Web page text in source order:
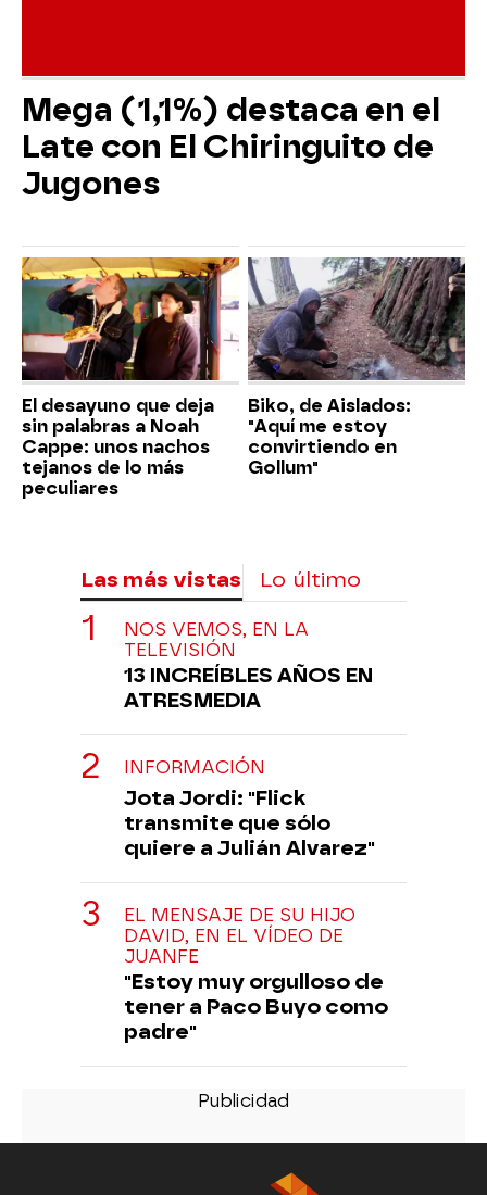
Mega (1,1%) destaca en el
Late con El Chiringuito de
Jugones
El desayuno que deja
sin palabras a Noah
Cappe: unos nachos
tejanos de lo más
peculiares
Biko, de Aislados:
"Aquí me estoy
convirtiendo en
Gollum"
Las más vistas Lo último
NOS VEMOS, EN LA
TELEVISIÓN
13 INCREÍBLES AÑOS EN
ATRESMEDIA
INFORMACIÓN
Jota Jordi: "Flick
transmite que sólo
quiere a Julián Alvarez"
EL MENSAJE DE SU HIJO
DAVID, EN EL VÍDEO DE
JUANFE
"Estoy muy orgulloso de
tener a Paco Buyo como
padre"